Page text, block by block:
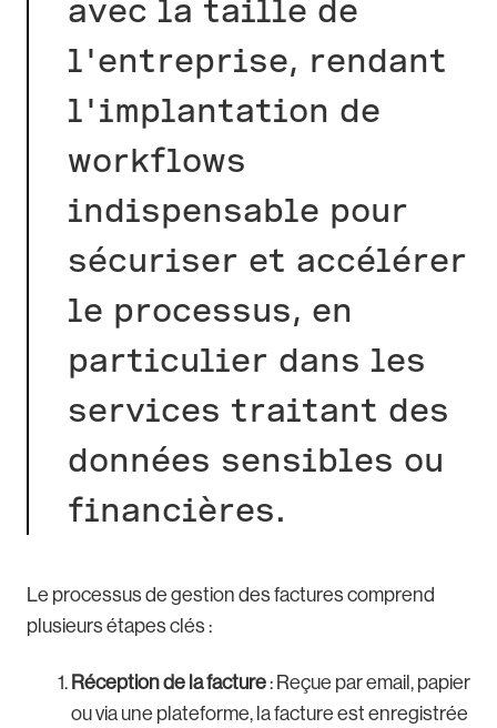
avec la taille de
l'entreprise, rendant
l'implantation de
workflows
indispensable pour
sécuriser et accélérer
le processus, en
particulier dans les
services traitant des
données sensibles ou
financières.
Le processus de gestion des factures comprend
plusieurs étapes clés :
Réception de la facture: Reçue par email, papier
ou via une plateforme, la facture est enregistrée